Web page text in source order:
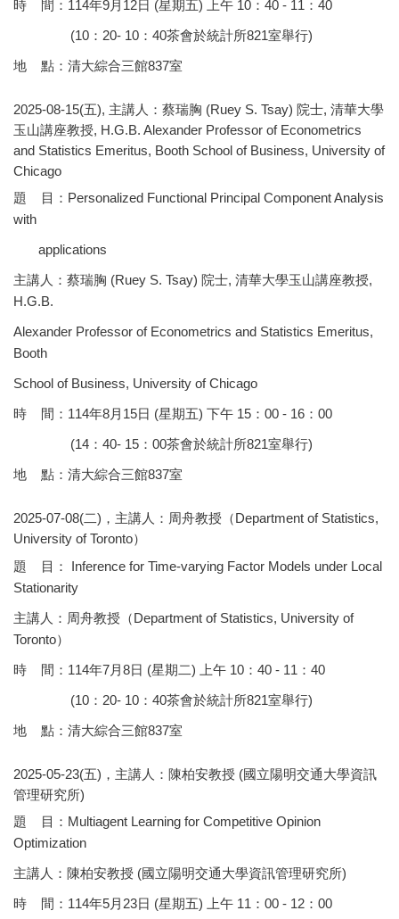
時 間：114年9月12日 (星期五) 上午 10：40 - 11：40
(10：20- 10：40茶會於統計所821室舉行)
地 點：清大綜合三館837室
2025-08-15(五), 主講人：蔡瑞胸 (Ruey S. Tsay) 院士, 清華大學
玉山講座教授, H.G.B. Alexander Professor of Econometrics
and Statistics Emeritus, Booth School of Business, University of
Chicago
題 目：Personalized Functional Principal Component Analysis
with
applications
主講人：蔡瑞胸 (Ruey S. Tsay) 院士, 清華大學玉山講座教授,
H.G.B.
Alexander Professor of Econometrics and Statistics Emeritus,
Booth
School of Business, University of Chicago
時 間：114年8月15日 (星期五) 下午 15：00 - 16：00
(14：40- 15：00茶會於統計所821室舉行)
地 點：清大綜合三館837室
2025-07-08(二)，主講人：周舟教授（Department of Statistics,
University of Toronto）
題 目： Inference for Time-varying Factor Models under Local
Stationarity
主講人：周舟教授（Department of Statistics, University of
Toronto）
時 間：114年7月8日 (星期二) 上午 10：40 - 11：40
(10：20- 10：40茶會於統計所821室舉行)
地 點：清大綜合三館837室
2025-05-23(五)，主講人：陳柏安教授 (國立陽明交通大學資訊
管理研究所)
題 目：Multiagent Learning for Competitive Opinion
Optimization
主講人：陳柏安教授 (國立陽明交通大學資訊管理研究所)
時 間：114年5月23日 (星期五) 上午 11：00 - 12：00